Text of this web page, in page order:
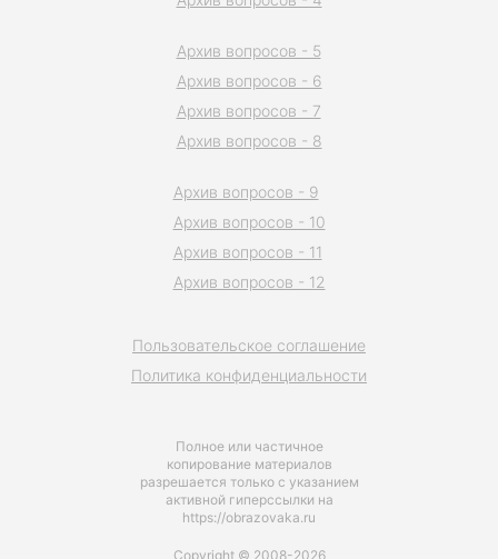
Полное или частичное
копирование материалов
разрешается только с указанием
активной гиперссылки на
https://obrazovaka.ru
Пользовательское соглашение
Политика конфиденциальности
Архив вопросов - 5
Архив вопросов - 6
Архив вопросов - 7
Архив вопросов - 8
Архив вопросов - 9
Архив вопросов - 10
Архив вопросов - 11
Архив вопросов - 12
Copyright © 2008-2026